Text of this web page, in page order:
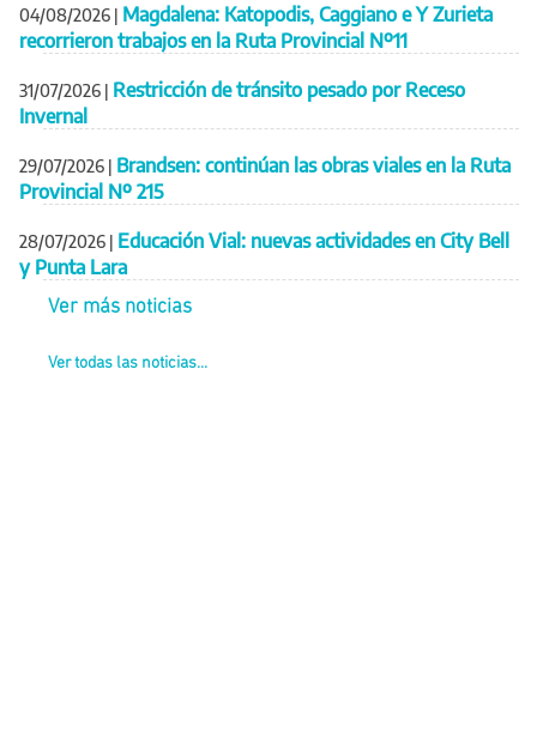
04/08/2026 | Magdalena: Katopodis, Caggiano e Y Zurieta
recorrieron trabajos en la Ruta Provincial Nº11
31/07/2026 | Restricción de tránsito pesado por Receso
Invernal
29/07/2026 | Brandsen: continúan las obras viales en la Ruta
Provincial Nº 215
28/07/2026 | Educación Vial: nuevas actividades en City Bell
y Punta Lara
Ver más noticias
Ver todas las noticias...